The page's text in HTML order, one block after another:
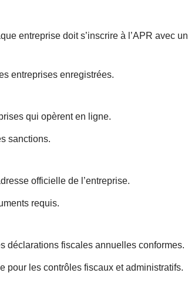
entreprise doit s’inscrire à l’APR avec
entreprises enregistrées.
qui opèrent en ligne.
sanctions.
officielle de l’entreprise.
requis.
déclarations fiscales annuelles conformes.
pour les contrôles fiscaux et administratifs.